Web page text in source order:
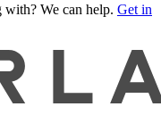
with? We can help. Get in